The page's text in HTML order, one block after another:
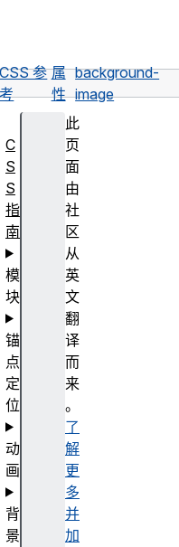
CSS 参
考
属
性
background-
image
此
页
面
由
社
区
从
英
文
翻
译
而
来
。
了
解
更
多
并
加
C
S
S
指
南
模
块
锚
点
定
位
动
画
背
景